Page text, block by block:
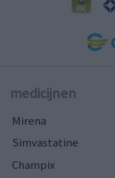
medicijnen
Mirena
Simvastatine
Champix